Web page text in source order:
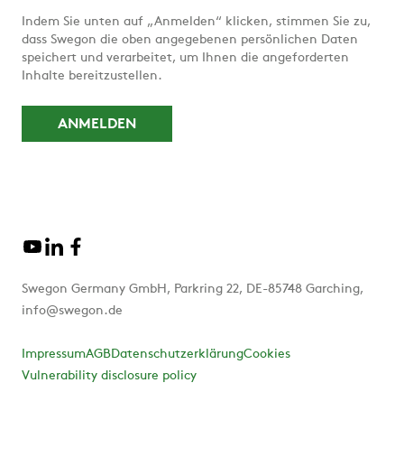
Indem Sie unten auf „Anmelden“ klicken, stimmen Sie zu,
dass Swegon die oben angegebenen persönlichen Daten
speichert und verarbeitet, um Ihnen die angeforderten
Inhalte bereitzustellen.
Swegon Germany GmbH, Parkring 22, DE-85748 Garching,
info@swegon.de
ImpressumAGBDatenschutzerklärungCookies
Vulnerability disclosure policy